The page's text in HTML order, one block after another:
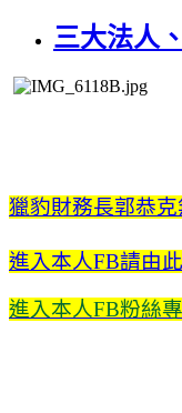
三大法人
獵豹財務長郭恭
進入本人FB請由
進入本人FB粉絲